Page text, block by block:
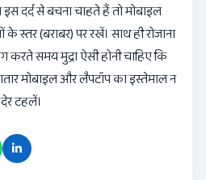
दर्द से बचना चाहते हैं तो मोबाइल
(बराबर) पर रखें। साथ ही रोजाना
करते समय मुद्रा ऐसी होनी चाहिए कि
मोबाइल और लैपटॉप का इस्तेमाल न
टहलें।